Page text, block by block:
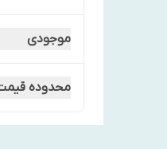
موجودی
محدوده